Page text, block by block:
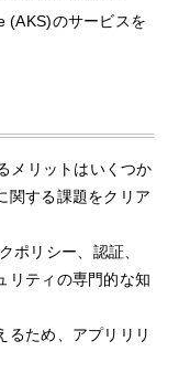
(AKS)のサービスを
メリットはいくつか
関する課題をクリア
ポリシー、認証、
リティの専門的な知
るため、アプリリリ